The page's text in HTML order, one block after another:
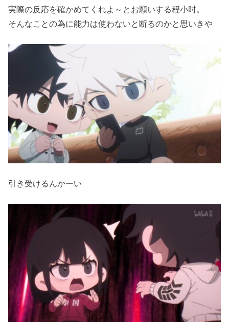
実際の反応を確かめてくれよ～とお願いする程小时。
そんなことの為に能力は使わないと断るのかと思いきや
引き受けるんかーい